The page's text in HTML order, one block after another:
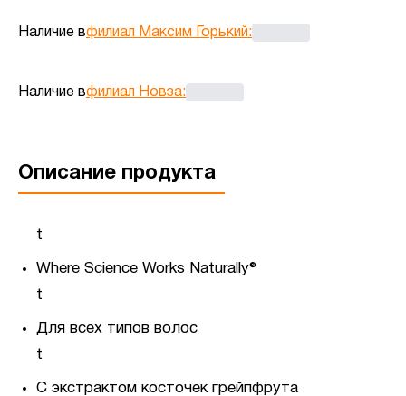
Наличие вфилиал Максим Горький:
Наличие вфилиал Новза:
Описание продукта
t
Where Science Works Naturally®
t
Для всех типов волос
t
С экстрактом косточек грейпфрута